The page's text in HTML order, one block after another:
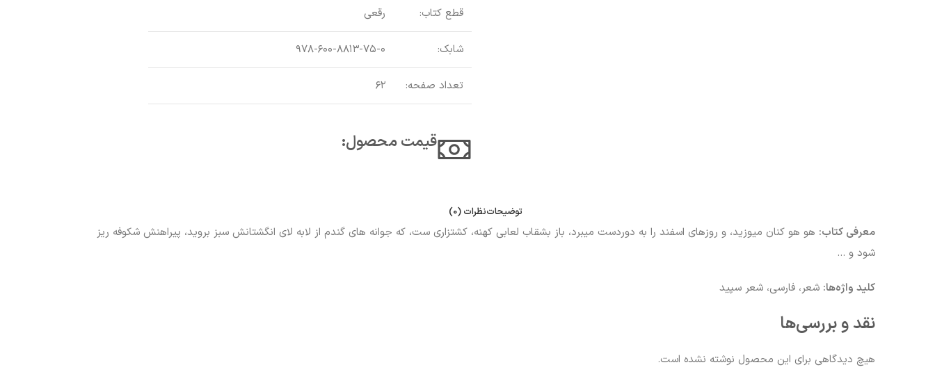
قطع کتاب: رقعی
شابک: ۹۷۸-۶۰۰-۸۸۱۳-۷۵-۰
تعداد صفحه: ۶۲
قیمت محصول:​
توضیحاتنظرات (0)
معرفی کتاب: هو هو کنان میوزید، و روزهای اسفند را به دوردست میبرد، باز بشقاب لعابی کهنه، کشتزاری ست، که جوانه های گندم از لابه لای انگشتانش سبز بروید، پیراهنش شکوفه ریز
شود و …
کلید واژه‌ها: شعر، فارسی، شعر سپید
نقد و بررسی‌ها
هیچ دیدگاهی برای این محصول نوشته نشده است.